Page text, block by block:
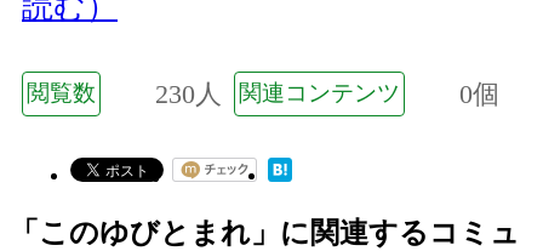
読む）
閲覧数 230人 関連コンテンツ 0個
「このゆびとまれ」に関連するコミュ